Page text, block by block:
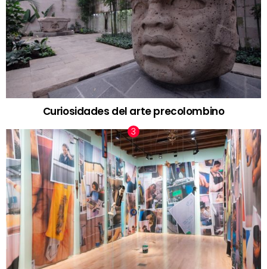
Curiosidades del arte precolombino